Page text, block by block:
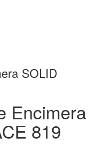
SOLID
Encimera
819